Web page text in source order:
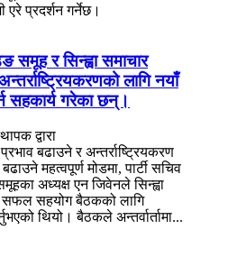
एरे प्रदर्शन गर्नेछ।
समूह र सिन्ह्वा समाचार
लागि नयाँ
सहकार्य गरेका छन्।
द्वारा
बढाउने र अन्तर्राष्ट्रियकरण
महत्वपूर्ण मोडमा, पार्टी सचिव
अध्यक्ष एन जिवेनले सिन्ह्वा
सफल सहयोग बैठकको लागि
थियो। बैठकले अन्तर्वार्तामा...